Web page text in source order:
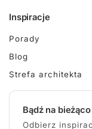
Inspiracje
Porady
Blog
Strefa architekta
Bądź na bieżąco
Odbierz